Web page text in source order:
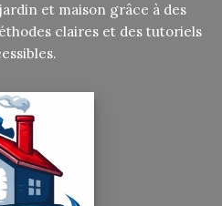
et maison grâce à des
claires et des tutoriels